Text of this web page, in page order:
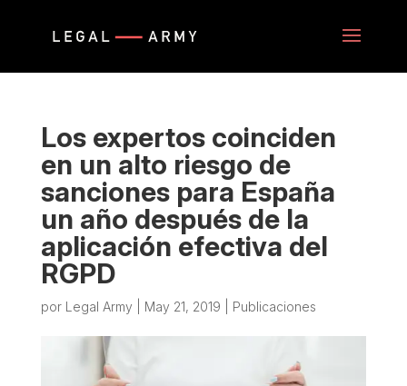
Los expertos coinciden
en un alto riesgo de
sanciones para España
un año después de la
aplicación efectiva del
RGPD
por Legal Army May 21, 2019 Publicaciones